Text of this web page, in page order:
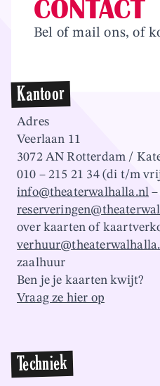
Overslaan en naar inhoud gaan
CONTACT
Bel of mail ons, of
Kantoor
Adres
Veerlaan 11
3072 AN Rotterdam /
010 – 215 21 34 (di t/m
info@theaterwalhalla.nl
over kaarten of
zaalhuur
Ben je je kaarten kwijt?
Vraag ze hier op
Techniek